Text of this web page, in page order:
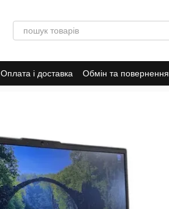
Оплата і доставка Обмін та повернення